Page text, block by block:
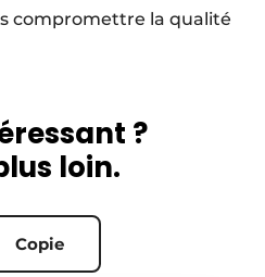
compromettre la qualité
?
loin.
Copie